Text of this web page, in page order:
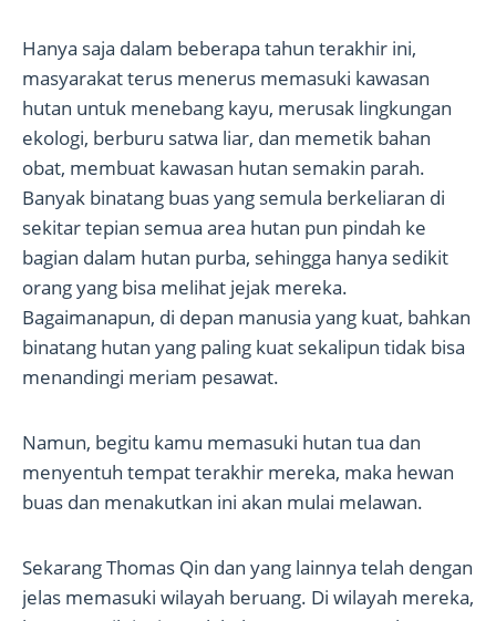
Hanya saja dalam beberapa tahun terakhir ini,
masyarakat terus menerus memasuki kawasan
hutan untuk menebang kayu, merusak lingkungan
ekologi, berburu satwa liar, dan memetik bahan
obat, membuat kawasan hutan semakin parah.
Banyak binatang buas yang semula berkeliaran di
sekitar tepian semua area hutan pun pindah ke
bagian dalam hutan purba, sehingga hanya sedikit
orang yang bisa melihat jejak mereka.
Bagaimanapun, di depan manusia yang kuat, bahkan
binatang hutan yang paling kuat sekalipun tidak bisa
menandingi meriam pesawat.
Namun, begitu kamu memasuki hutan tua dan
menyentuh tempat terakhir mereka, maka hewan
buas dan menakutkan ini akan mulai melawan.
Sekarang Thomas Qin dan yang lainnya telah dengan
jelas memasuki wilayah beruang. Di wilayah mereka,